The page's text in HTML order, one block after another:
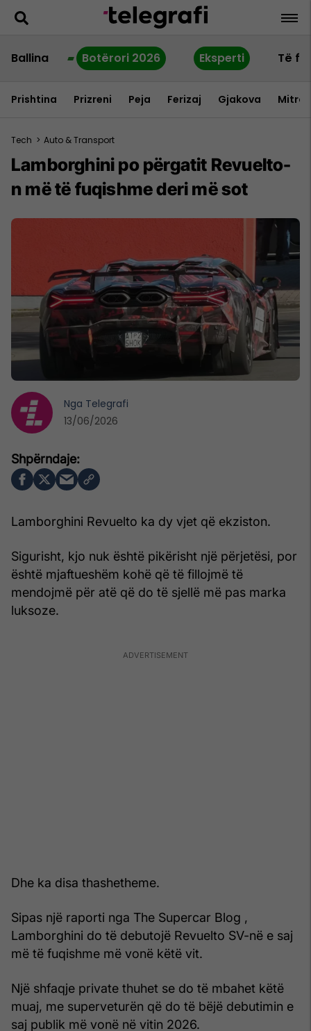
Ballina Botërori 2026 Eksperti Të
Prishtina Prizreni Peja Ferizaj Gjakova
Tech > Auto & Transport
Lamborghini po përgatit Revuelto-
n më të fuqishme deri më sot
Lamborghini Revuelto ka dy vjet që ekziston.
Sigurisht, kjo nuk është pikërisht një përjetësi, por
është mjaftueshëm kohë që të fillojmë të
mendojmë për atë që do të sjellë më pas marka
luksoze.
Dhe ka disa thashetheme.
Sipas një raporti nga The Supercar Blog ,
Lamborghini do të debutojë Revuelto SV-në e saj
më të fuqishme më vonë këtë vit.
Një shfaqje private thuhet se do të mbahet këtë
muaj, me superveturën që do të bëjë debutimin e
saj publik më vonë në vitin 2026.
Nga Telegrafi
13/06/2026